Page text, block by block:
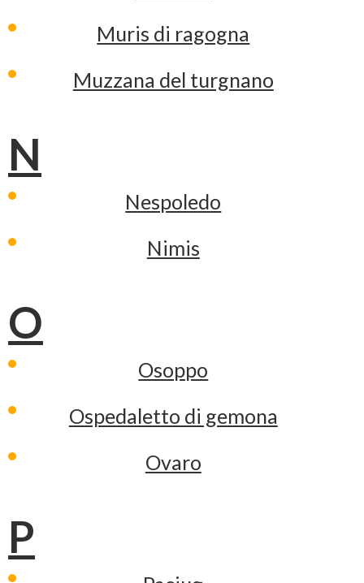
Muris di ragogna
Muzzana del turgnano
N
Nespoledo
Nimis
O
Osoppo
Ospedaletto di gemona
Ovaro
P